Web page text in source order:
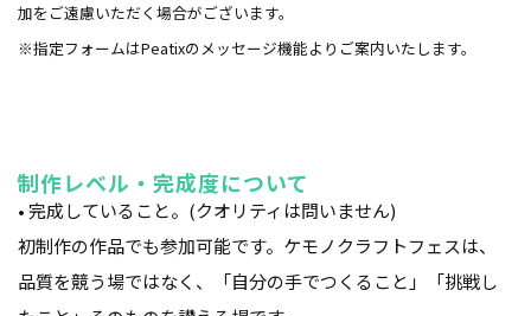
加をご遠慮いただく場合がございます。
※指定フォームはPeatixのメッセージ機能よりご案内いたします。
制作レベル・完成度について
• 完成していること。(クオリティは問いません)
初制作の作品でも参加可能です。ケモノクラフトフェスは、
品質を競う場ではなく、「自分の手でつくること」「挑戦し